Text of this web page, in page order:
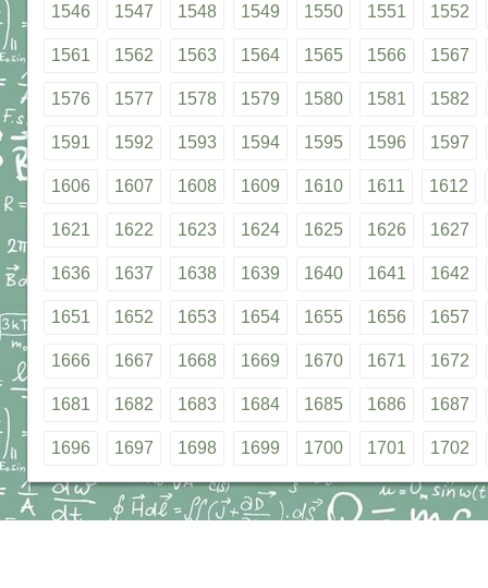
1546 1547 1548 1549 1550 1551 1552
1561 1562 1563 1564 1565 1566 1567
1576 1577 1578 1579 1580 1581 1582
1591 1592 1593 1594 1595 1596 1597
1606 1607 1608 1609 1610 1611 1612
1621 1622 1623 1624 1625 1626 1627
1636 1637 1638 1639 1640 1641 1642
1651 1652 1653 1654 1655 1656 1657
1666 1667 1668 1669 1670 1671 1672
1681 1682 1683 1684 1685 1686 1687
1696 1697 1698 1699 1700 1701 1702